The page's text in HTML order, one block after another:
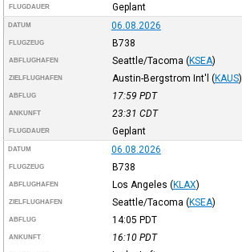
FLUGDAUER Geplant
DATUM 06.08.2026
FLUGZEUG B738
ABFLUGHAFEN Seattle/Tacoma (KSEA)
ZIELFLUGHAFEN Austin-Bergstrom Int'l (KAUS)
ABFLUG 17:59 PDT
ANKUNFT 23:31 CDT
FLUGDAUER Geplant
DATUM 06.08.2026
FLUGZEUG B738
ABFLUGHAFEN Los Angeles (KLAX)
ZIELFLUGHAFEN Seattle/Tacoma (KSEA)
ABFLUG 14:05 PDT
ANKUNFT 16:10 PDT